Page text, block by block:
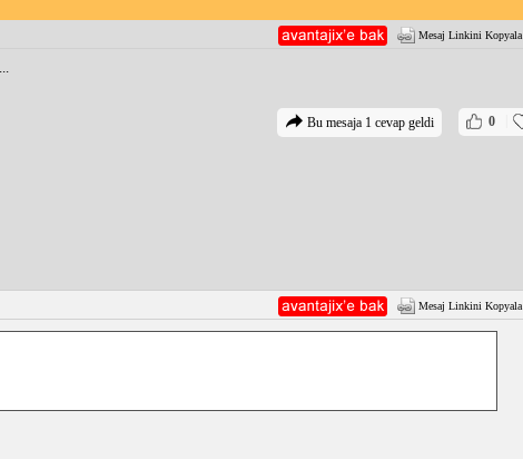
Mesaj Linkini Kopyala
0
Bu mesaja 1 cevap geldi
Mesaj Linkini Kopyala